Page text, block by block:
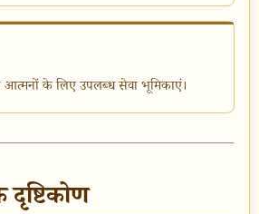
आत्मनों के लिए उपलब्ध सेवा भूमिकाएं।
दृष्टिकोण